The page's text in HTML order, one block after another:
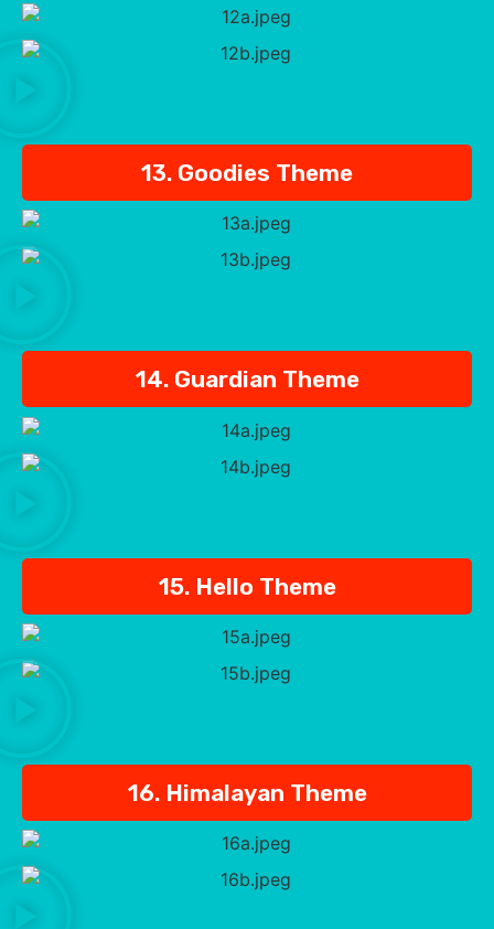
13. Goodies Theme
14. Guardian Theme
15. Hello Theme
16. Himalayan Theme